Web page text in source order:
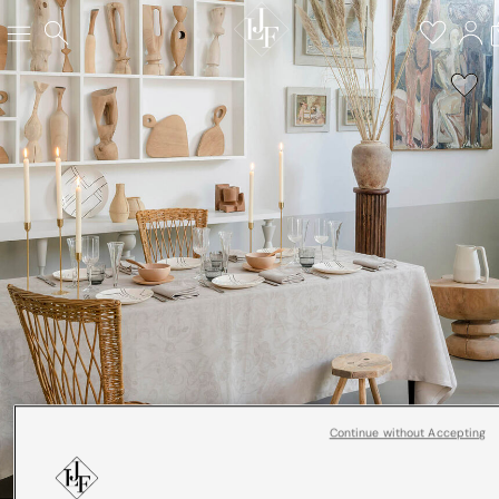
Continue without Accepting